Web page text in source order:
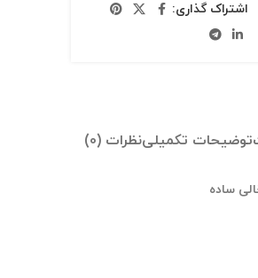
اشتراک گذاری:
توضیحات تکمیلینظرات (0)
ساده